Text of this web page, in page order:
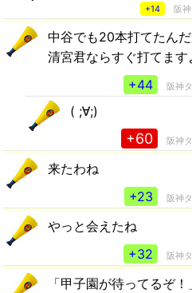
+14 阪神
中谷でも20本打てたん
清宮君ならすぐ打てます
+44
阪神
( ;∀;)
+60 阪神
来たわね
+23
阪神
やっと会えたね
+32
阪神
「甲子園が待ってるぞ！